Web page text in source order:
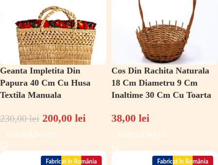
Geanta Impletita Din
Papura 40 Cm Cu Husa
Textila Manuala
230,00lei 200,00 lei
ADAUGĂ ÎN COȘ
Cos Din Rachita Naturala
18 Cm Diametru 9 Cm
Inaltime 30 Cm Cu Toarta
38,00 lei
ADAUGĂ ÎN COȘ
Fabricat în România Fabricat în România